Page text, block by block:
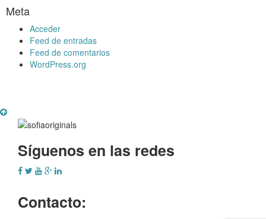
Meta
Acceder
Feed de entradas
Feed de comentarios
WordPress.org
Síguenos en las redes
Contacto: